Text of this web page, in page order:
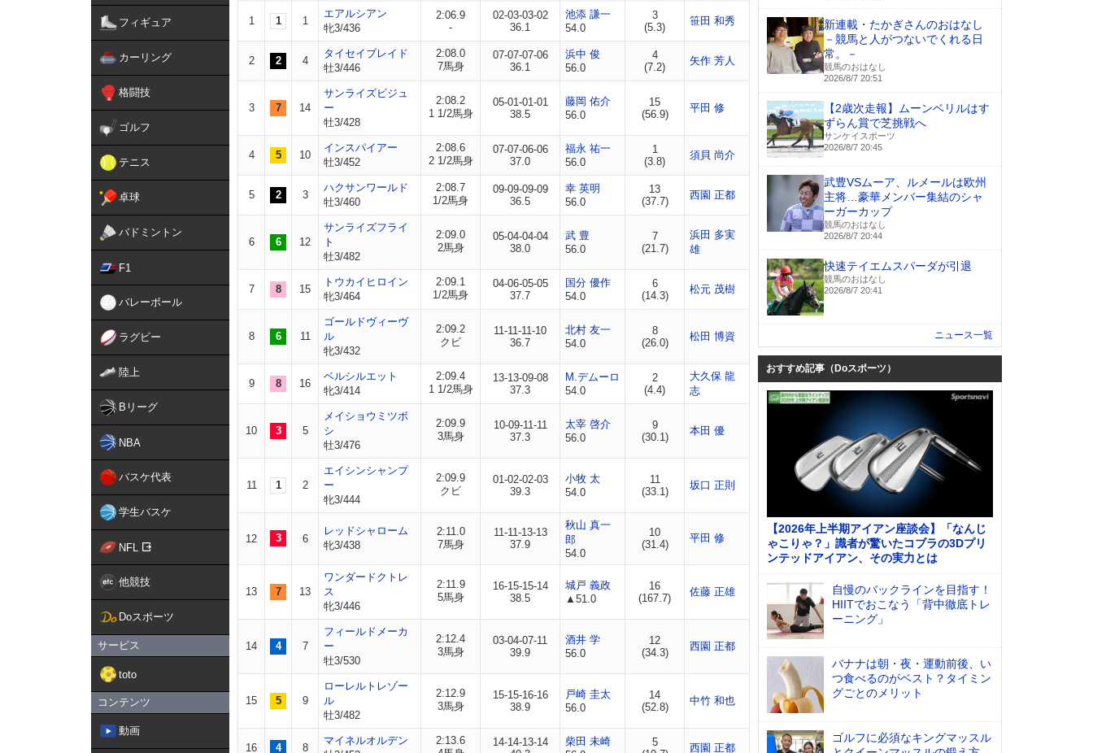
フィギュア
カーリング
格闘技
ゴルフ
テニス
卓球
バドミントン
F1
バレーボール
ラグビー
陸上
Bリーグ
NBA
バスケ代表
学生バスケ
NFL
他競技
Doスポーツ
サービス
toto
コンテンツ
動画
1 1 1
エアルシアン
牝3/436
2:06.9
-
02-03-03-02
36.1
池添 謙一
54.0
3
(5.3)
笹田 和秀
2 2 4
タイセイブレイド
牡3/446
2:08.0
7馬身
07-07-07-06
36.1
浜中 俊
56.0
4
(7.2)
矢作 芳人
3 7 14
サンライズビジュ
ー
牡3/428
2:08.2
1 1/2馬身
05-01-01-01
38.5
藤岡 佑介
56.0
15
(56.9)
平田 修
4 5 10
インスパイアー
牡3/452
2:08.6
2 1/2馬身
07-07-06-06
37.0
福永 祐一
56.0
1
(3.8)
須貝 尚介
5 2 3
ハクサンワールド
牡3/460
2:08.7
1/2馬身
09-09-09-09
36.5
幸 英明
56.0
13
(37.7)
西園 正都
6 6 12
サンライズフライ
ト
牡3/482
2:09.0
2馬身
05-04-04-04
38.0
武 豊
56.0
7
(21.7)
浜田 多実
雄
7 8 15
トウカイヒロイン
牝3/464
2:09.1
1/2馬身
04-06-05-05
37.7
国分 優作
54.0
6
(14.3)
松元 茂樹
8 6 11
ゴールドヴィーヴ
ル
牝3/432
2:09.2
クビ
11-11-11-10
36.7
北村 友一
54.0
8
(26.0)
松田 博資
9 8 16
ベルシルエット
牝3/414
2:09.4
1 1/2馬身
13-13-09-08
37.3
M.デムーロ
54.0
2
(4.4)
大久保 龍
志
10 3 5
メイショウミツボ
シ
牡3/476
2:09.9
3馬身
10-09-11-11
37.3
太宰 啓介
56.0
9
(30.1)
本田 優
11 1 2
エイシンシャンプ
ー
牝3/444
2:09.9
クビ
01-02-02-03
39.3
小牧 太
54.0
11
(33.1)
坂口 正則
12 3 6
レッドシャローム
牝3/438
2:11.0
7馬身
11-11-13-13
37.9
秋山 真一
郎
54.0
10
(31.4)
平田 修
13 7 13
ワンダードクトレ
ス
牝3/446
2:11.9
5馬身
16-15-15-14
38.5
城戸 義政
▲51.0
16
(167.7)
佐藤 正雄
14 4 7
フィールドメーカ
ー
牡3/530
2:12.4
3馬身
03-04-07-11
39.9
酒井 学
56.0
12
(34.3)
西園 正都
15 5 9
ローレルトレゾー
ル
牡3/482
2:12.9
3馬身
15-15-16-16
38.9
戸崎 圭太
56.0
14
(52.8)
中竹 和也
16 4 8
マイネルオルデン
2:13.6
14-14-13-14
柴田 未崎
5
西園 正都
新連載・たかぎさんのおはなし
－競馬と人がつないでくれる日
常。－
競馬のおはなし
2026/8/7 20:51
【2歳次走報】ムーンベリルはす
ずらん賞で芝挑戦へ
サンケイスポーツ
2026/8/7 20:45
武豊VSムーア、ルメールは欧州
主将…豪華メンバー集結のシャ
ーガーカップ
競馬のおはなし
2026/8/7 20:44
快速テイエムスパーダが引退
競馬のおはなし
2026/8/7 20:41
ニュース一覧
おすすめ記事（Doスポーツ）
【2026年上半期アイアン座談会】「なんじ
ゃこりゃ？」識者が驚いたコブラの3Dプリ
ンテッドアイアン、その実力とは
自慢のバックラインを目指す！
HIITでおこなう「背中徹底トレ
ーニング」
バナナは朝・夜・運動前後、い
つ食べるのがベスト？タイミン
グごとのメリット
ゴルフに必須なキングマッスル